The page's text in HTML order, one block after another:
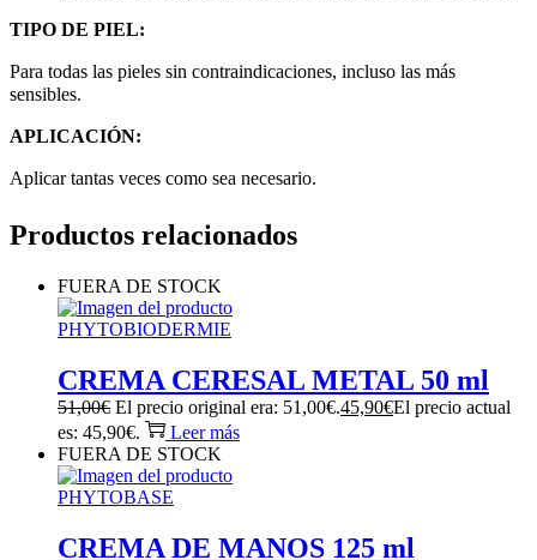
TIPO DE PIEL:
Para todas las pieles sin contraindicaciones, incluso las más
sensibles.
APLICACIÓN:
Aplicar tantas veces como sea necesario.
Productos relacionados
FUERA DE STOCK
PHYTOBIODERMIE
CREMA CERESAL METAL 50 ml
51,00€ El precio original era: 51,00€.45,90€El precio actual
es: 45,90€.
Leer más
FUERA DE STOCK
PHYTOBASE
CREMA DE MANOS 125 ml